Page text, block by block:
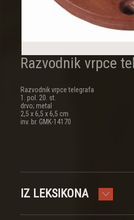
Razvodnik vrpce
Razvodnik vrpce telegrafa
1. pol. 20. st.
drvo; metal
2,5 x 6,5 x 6,5 cm
inv. br. GMK-14170
IZ LEKSIKONA